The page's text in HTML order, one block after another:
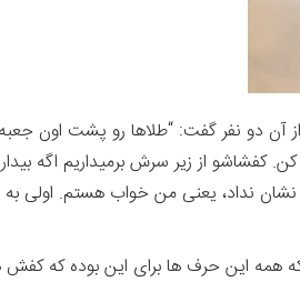
آن دو نفر گفت: “طلاها رو پشت اون
کفشاشو از زیر سرش برمیداریم اگه
نشان نداد، یعنی من خواب هستم. اولی
که همه این حرف ها برای این بوده که